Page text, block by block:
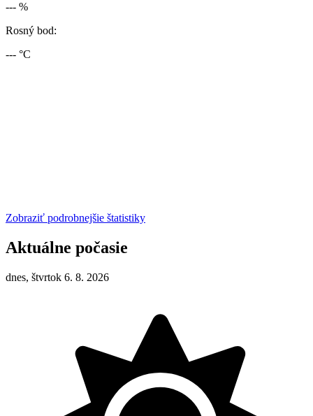
--- %
Rosný bod:
--- °C
Zobraziť podrobnejšie štatistiky
Aktuálne počasie
dnes, štvrtok 6. 8. 2026